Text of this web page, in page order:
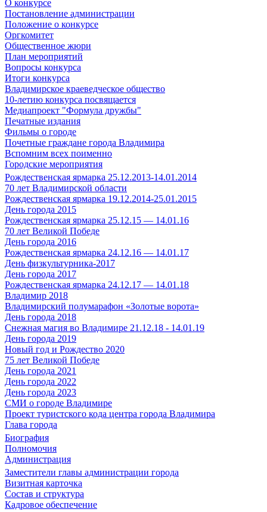
О конкурсе
Постановление администрации
Положение о конкурсе
Оргкомитет
Общественное жюри
План мероприятий
Вопросы конкурса
Итоги конкурса
Владимирское краеведческое общество
10-летию конкурса посвящается
Медиапроект "Формула дружбы"
Печатные издания
Фильмы о городе
Почетные граждане города Владимира
Вспомним всех поименно
Городские мероприятия
Рождественская ярмарка 25.12.2013-14.01.2014
70 лет Владимирской области
Рождественская ярмарка 19.12.2014-25.01.2015
День города 2015
Рождественская ярмарка 25.12.15 — 14.01.16
70 лет Великой Победе
День города 2016
Рождественская ярмарка 24.12.16 — 14.01.17
День физкультурника-2017
День города 2017
Рождественская ярмарка 24.12.17 — 14.01.18
Владимир 2018
Владимирский полумарафон «Золотые ворота»
День города 2018
Снежная магия во Владимире 21.12.18 - 14.01.19
День города 2019
Новый год и Рождество 2020
75 лет Великой Победе
День города 2021
День города 2022
День города 2023
СМИ о городе Владимире
Проект туристского кода центра города Владимира
Глава города
Биография
Полномочия
Администрация
Заместители главы администрации города
Визитная карточка
Состав и структура
Кадровое обеспечение